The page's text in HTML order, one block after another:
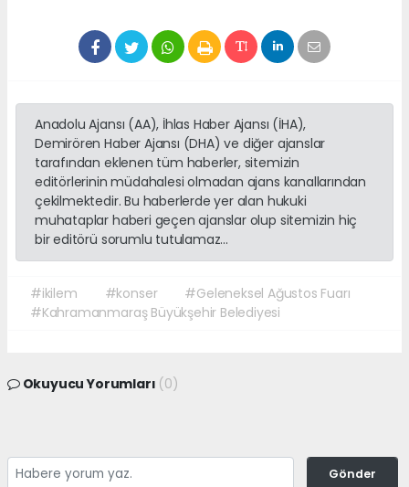
Anadolu Ajansı (AA), İhlas Haber Ajansı (İHA),
Demirören Haber Ajansı (DHA) ve diğer ajanslar
tarafından eklenen tüm haberler, sitemizin
editörlerinin müdahalesi olmadan ajans kanallarından
çekilmektedir. Bu haberlerde yer alan hukuki
muhataplar haberi geçen ajanslar olup sitemizin hiç
bir editörü sorumlu tutulamaz...
#ikilem #konser
#Geleneksel Ağustos Fuarı
#Kahramanmaraş Büyükşehir Belediyesi
Okuyucu Yorumları (0)
Gönder